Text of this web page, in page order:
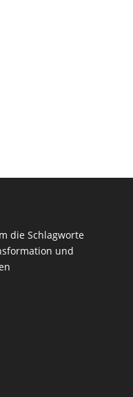
die Schlagworte
und